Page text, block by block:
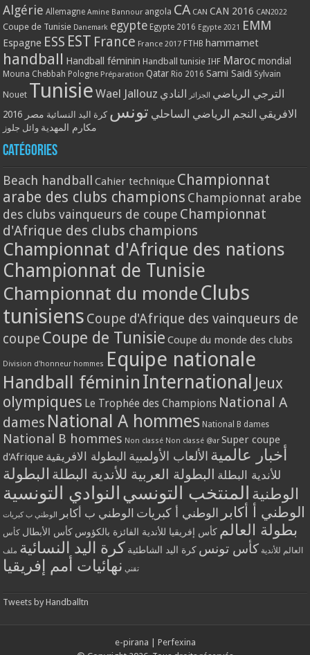
Algérie Allemagne Amine Bannour angola CA CAN CAN 2016 CAN2022
Coupe de Tunisie Danemark egypte Egypte 2016 Egypte 2021 EMM
Espagne ESS EST France France 2017 FTHB hammamet
handball Handball féminin Handball tunisie IHF Maroc mondial
Mouna Chebbah Pologne Préparation Qatar Rio 2016 Sami Saidi Sylvain
Nouet Tunisie Wael Jallouz الترجي الرياضي الجزائر النادي
الافريقي النجم الرياضي الساحلي تونس كرة اليد النسائية مصر 2016
مكارم المهدية وائل جلوز
Catégories
Beach handball Cahier technique Championnat
arabe des clubs champions Championnat arabe
des clubs vainqueurs de coupe Championnat
d'Afrique des clubs champions
Championnat d'Afrique des nations
Championnat de Tunisie
Championnat du monde Clubs
tunisiens Coupe d'Afrique des vainqueurs de
coupe Coupe de Tunisie Coupe du monde des clubs
Division d'honneur hommes Equipe nationale
Handball féminin International Jeux
olympiques Le Trophée des Champions National A
dames National A hommes National B dames
National B hommes Non classé Non classé @ar Super coupe
d'Afrique
أخبار عالمية الألعاب الأولمبية البطولة الافريقية
للأندية البطلة البطولة العربية للأندية البطلة البطولة
الوطنية المنتخب التونسي النوادي التونسية
الوطني أ أكابر الوطني أ كبريات الوطني ب أكابر الوطني ب كبريات
بطولة العالم كأس إفريقيا للأندية الفائزة بالكؤوس كأس الأبطال كأس
العالم للأندية كأس تونس كرة اليد الشاطئية كرة اليد النسائية ملف
تقني نهائيات أمم إفريقيا
Tweets by Handballtn
e-pirana
Perfexina